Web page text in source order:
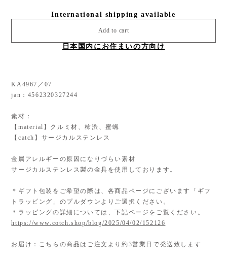
International shipping available
Add to cart
日本国内にお住まいの方向け
KA4967／07
jan：4562320327244
素材：
【material】クルミ材、柿渋、蜜蝋
【catch】サージカルステンレス
金属アレルギーの原因になりづらい素材
サージカルステンレス製の金具を使用しております。
＊ギフト包装をご希望の際は、各商品ページにございます「ギフ
トラッピング」のプルダウンよりご選択ください。
＊ラッピングの詳細については、下記ページをご覧ください。
https://www.cotch.shop/blog/2025/04/02/152126
お届け：こちらの商品はご注文より約3営業日で発送致します